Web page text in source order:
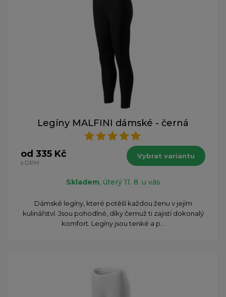
Legíny MALFINI dámské - černá
od 335 Kč
s DPH
Vybrat variantu
Skladem, úterý 11. 8. u vás
Dámské legíny, které potěší každou ženu v jejím
kulinářství. Jsou pohodlné, díky čemuž ti zajistí dokonalý
komfort. Legíny jsou tenké a p...